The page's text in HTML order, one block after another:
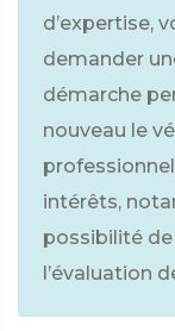
d’expertise,
demander
démarche
nouveau le
intérêts,
possibilité de
l’évaluation